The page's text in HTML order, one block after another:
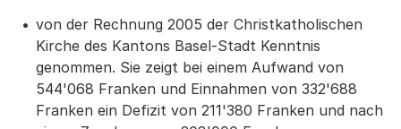
von der Rechnung 2005 der Christkatholischen
Kirche des Kantons Basel-Stadt Kenntnis
genommen. Sie zeigt bei einem Aufwand von
544'068 Franken und Einnahmen von 332'688
Franken ein Defizit von 211'380 Franken und nach